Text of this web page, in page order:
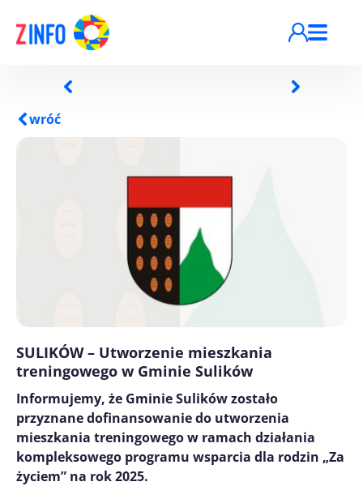
wróć
SULIKÓW – Utworzenie mieszkania
treningowego w Gminie Sulików
Informujemy, że Gminie Sulików zostało
przyznane dofinansowanie do utworzenia
mieszkania treningowego w ramach działania
kompleksowego programu wsparcia dla rodzin „Za
życiem” na rok 2025.